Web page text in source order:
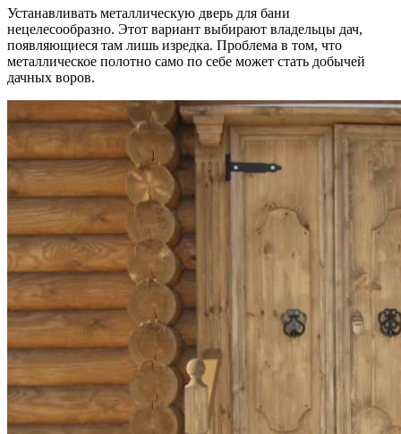
Устанавливать металлическую дверь для бани
нецелесообразно. Этот вариант выбирают владельцы дач,
появляющиеся там лишь изредка. Проблема в том, что
металлическое полотно само по себе может стать добычей
дачных воров.